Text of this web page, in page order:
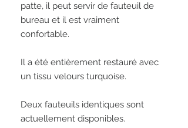
patte, il peut servir de fauteuil de
bureau et il est vraiment
confortable.
Il a été entièrement restauré avec
un tissu velours turquoise.
Deux fauteuils identiques sont
actuellement disponibles.